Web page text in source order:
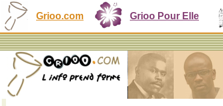
Grioo.com Grioo Pour Elle